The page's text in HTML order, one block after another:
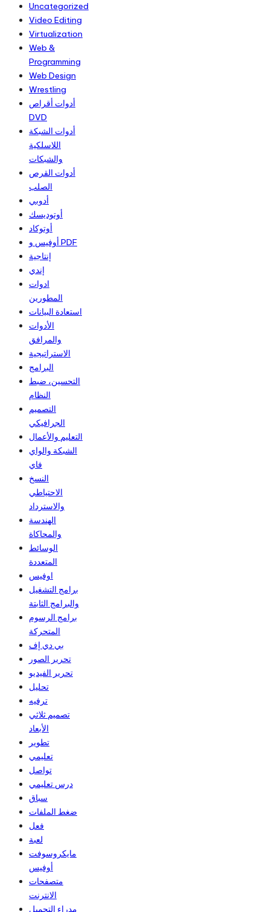
Uncategorized
Video Editing
Virtualization
Web &
Programming
Web Design
Wrestling
أدوات أقراص
DVD
أدوات الشبكة
اللاسلكية
والشبكات
أدوات القرص
الصلب
أدوبي
أوتوديسك
أوتوكاد
أوفيس و PDF
إنتاجية
إندي
ادوات
المطورين
استعادة البيانات
الأدوات
والمرافق
الاستراتيجية
البرامج
التحسين، ضبط
النظام
التصميم
الجرافيكي
التعليم والأعمال
الشبكة والواي
فاي
النسخ
الاحتياطي
والاسترداد
الهندسة
والمحاكاة
الوسائط
المتعددة
اوفيس
برامج التشغيل
والبرامج الثابتة
برامج الرسوم
المتحركة
بي دي إف
تحرير الصور
تحرير الفيديو
تحليل
ترفيه
تصميم ثلاثي
الأبعاد
تطوير
تعليمي
تواصل
درس تعليمي
سباق
ضغط الملفات
فعل
لعبة
مايكروسوفت
أوفيس
متصفحات
الانترنت
مدراء التحميل